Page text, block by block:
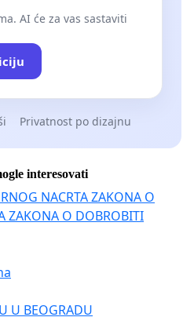
AI će za vas sastaviti
Privatnost po dizajnu
interesovati
NACRTA ZAKONA O
ZAKONA O DOBROBITI
U BEOGRADU